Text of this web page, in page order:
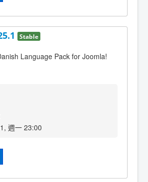
Stable
Language Pack for Joomla!
週一 23:00